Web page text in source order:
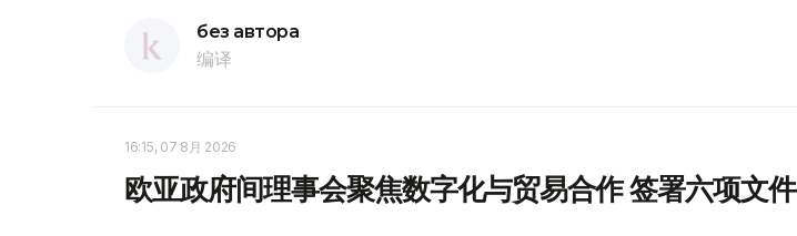
без автора
编译
16:15, 07 8月 2026
欧亚政府间理事会聚焦数字化与贸易合作 签署六项文件